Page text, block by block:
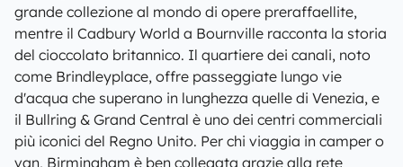
grande collezione al mondo di opere preraffaellite,
mentre il Cadbury World a Bournville racconta la storia
del cioccolato britannico. Il quartiere dei canali, noto
come Brindleyplace, offre passeggiate lungo vie
d'acqua che superano in lunghezza quelle di Venezia, e
il Bullring & Grand Central è uno dei centri commerciali
più iconici del Regno Unito. Per chi viaggia in camper o
van, Birmingham è ben collegata grazie alla rete